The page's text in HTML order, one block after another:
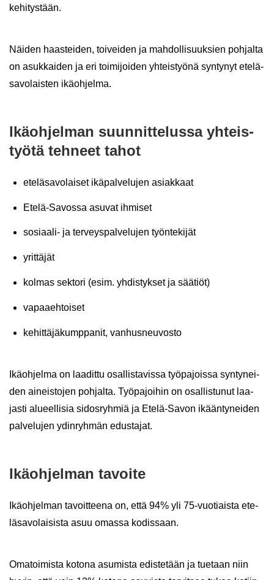
ke­hi­tys­tään.
Näi­den haas­tei­den, toi­vei­den ja mah­dol­li­suuk­sien poh­jal­ta
on asuk­kai­den ja eri toi­mi­joi­den yh­teis­työ­nä syn­ty­nyt ete­lä­
sa­vo­lais­ten ikä­oh­jel­ma.
Ikä­oh­jel­man suun­nit­te­lus­sa yh­teis­
työ­tä teh­neet tahot
ete­lä­sa­vo­lai­set ikä­pal­ve­lu­jen asiak­kaat
Etelä-​Savossa asu­vat ih­mi­set
sosiaali-​ ja ter­veys­pal­ve­lu­jen työn­te­ki­jät
yrit­tä­jät
kol­mas sek­to­ri (esim. yh­dis­tyk­set ja sää­tiöt)
va­paa­eh­toi­set
ke­hit­tä­jä­kump­pa­nit, van­hus­neu­vos­to
Ikä­oh­jel­ma on laa­dit­tu osal­lis­ta­vis­sa työ­pa­jois­sa syn­ty­nei­
den ai­neis­to­jen poh­jal­ta. Työ­pa­joi­hin on osal­lis­tu­nut laa­
jas­ti alu­eel­li­sia si­dos­ryh­miä ja Etelä-​Savon ikään­ty­nei­den
pal­ve­lu­jen ydin­ryh­män edus­ta­jat.
Ikä­oh­jel­man ta­voi­te
Ikä­oh­jel­man ta­voit­tee­na on, että 94% yli 75-​vuotiaista ete­
lä­sa­vo­lai­sis­ta asuu omas­sa ko­dis­saan.
Oma­toi­mis­ta ko­to­na asu­mis­ta edis­te­tään ja tue­taan niin